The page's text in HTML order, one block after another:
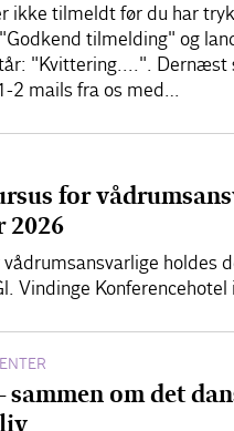
ikke tilmeldt før du har
tilmelding" og
"Kvittering....". Dernæst
2 mails fra os med…
for
2026
vådrumsansvarlige holdes
Vindinge Konferencehotel
sammen om det